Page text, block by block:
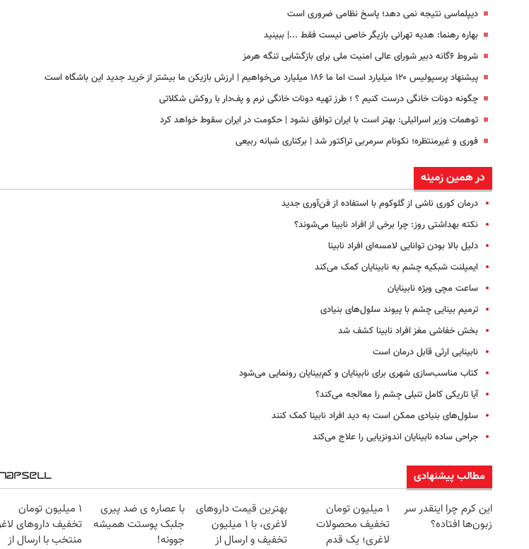
دیپلماسی نتیجه‌ نمی دهد؛ پاسخ نظامی ضروری است
بهاره رهنما: هدیه تهرانی بازیگر خاصی نیست فقط ...|‌ ببینید
شروط ۶گانه دبیر شورای عالی امنیت ملی برای بازگشایی تنگه هرمز
پیشنهاد پرسپولیس ۱۲۰ میلیارد است اما ما ۱۸۶ میلیارد می‌خواهیم | ارزش بازیکن ما بیشتر از خرید جدید این باشگاه است
چگونه دونات خانگی درست کنیم ؟ ؛ طرز تهیه دونات خانگی نرم و پف‌دار با روکش شکلاتی
توهمات وزیر اسرائیلی: بهتر است با ایران توافق نشود | حکومت در ایران سقوط خواهد کرد
فوری و غیرمنتظره؛‌ نکونام سرمربی تراکتور شد | برکناری شبانه ربیعی
در همین زمینه
درمان کوری ناشی از گلوکوم با استفاده از فن‌آوری جدید
نکته بهداشتی روز: چرا برخی از افراد نابینا می‌شوند؟
دلیل بالا بودن توانایی لامسه‌ای افراد نابینا
ایمپلنت شبکیه چشم به نابینایان کمک می‌کند
ساعت مچی ویژه نابینایان
ترمیم بینایی چشم با پیوند سلول‌های بنیادی
بخش خفاشی مغز افراد نابینا کشف شد
نابینایی ارثی قابل درمان است
کتاب مناسب‌سازی شهری برای نابینایان و کم‌بینایان رونمایی می‌شود
آیا تاریکی کامل تنبلی چشم را معالجه می‌کند؟
سلول‌های بنیادی ممکن است به دید افراد نابینا کمک کنند
جراحی ساده نابینایان اندونزیایی‌ را علاج می‌کند
مطالب پیشنهادی
این کرم چرا اینقدر سر
زبون‌ها افتاده؟
۱ میلیون تومان
تخفیف محصولات
لاغری؛ یک قدم
بهترین قیمت داروهای
لاغری، با ۱ میلیون
تخفیف و ارسال از
با عصاره ی ضد پیری
جلبک پوستت همیشه
جوونه!
۱ میلیون تومان
تخفیف داروهای
منتخب با ارسال از